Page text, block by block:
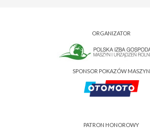
ORGANIZATOR
SPONSOR POKAZÓW MASZYN
PATRON HONOROWY